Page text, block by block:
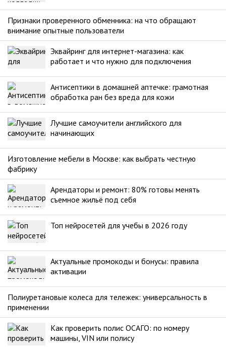
Признаки проверенного обменника: на что обращают
внимание опытные пользователи
Эквайринг для интернет-магазина: как
работает и что нужно для подключения
Антисептики в домашней аптечке: грамотная
обработка ран без вреда для кожи
Лучшие самоучители английского для
начинающих
Изготовление мебели в Москве: как выбрать честную
фабрику
Арендаторы и ремонт: 80% готовы менять
съемное жильё под себя
Топ нейросетей для учебы в 2026 году
Актуальные промокоды и бонусы: правила
активации
Полиуретановые колеса для тележек: универсальность в
применении
Как проверить полис ОСАГО: по номеру
машины, VIN или полису